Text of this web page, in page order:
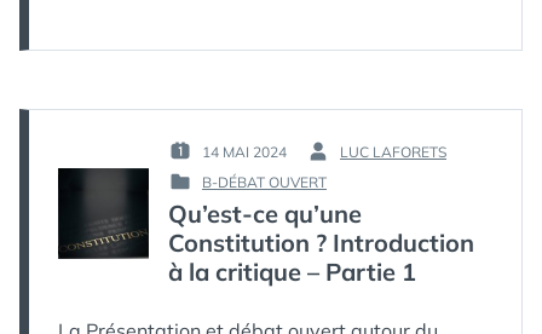
RÉPUBLIQUE
PUBLIÉ
LE :
14 MAI 2024
PAR :
LUC LAFORETS
PUBLIÉ
DANS
B-DÉBAT OUVERT
Qu’est-ce qu’une
Constitution ? Introduction
à la critique – Partie 1